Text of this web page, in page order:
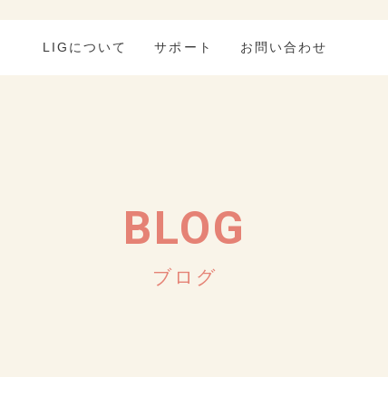
LIGについて サポート お問い合わせ
BLOG
ブログ